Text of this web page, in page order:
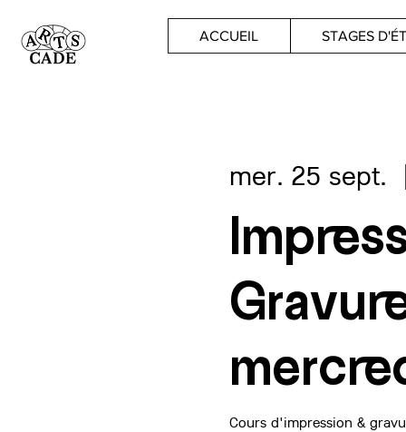
ACCUEIL STAGES
mer. 25 sept.
Cours d'impression &